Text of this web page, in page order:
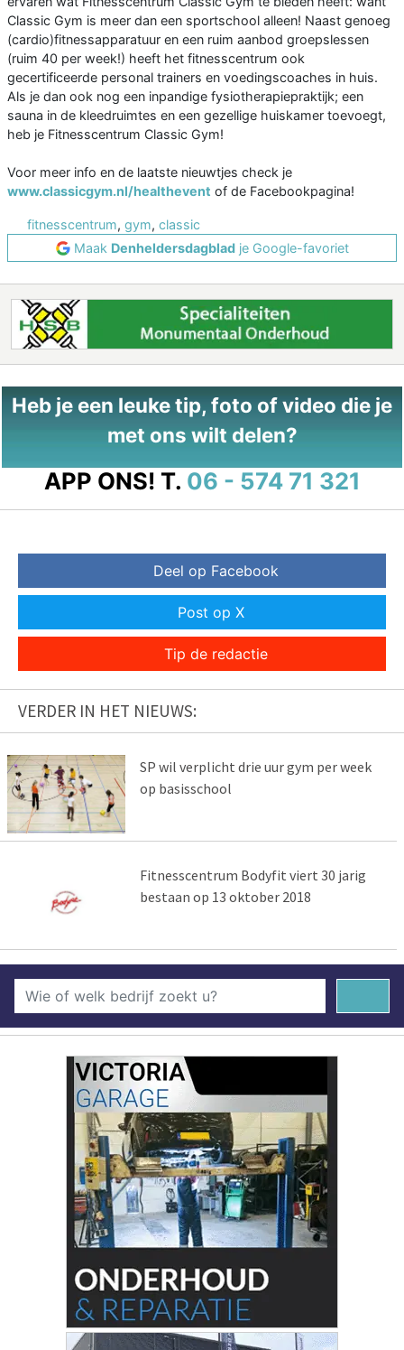
Classic Gym is meer dan een sportschool alleen! Naast genoeg
(cardio)fitnessapparatuur en een ruim aanbod groepslessen
(ruim 40 per week!) heeft het fitnesscentrum ook
gecertificeerde personal trainers en voedingscoaches in huis.
Als je dan ook nog een inpandige fysiotherapiepraktijk; een
sauna in de kleedruimtes en een gezellige huiskamer toevoegt,
heb je Fitnesscentrum Classic Gym!
Voor meer info en de laatste nieuwtjes check je
www.classicgym.nl/healthevent of de Facebookpagina!
fitnesscentrum, gym, classic
Maak Denheldersdagbladje Google-favoriet
Heb je een leuke tip, foto of video die je
met ons wilt delen?
APP ONS! T. 06 - 574 71 321
Deel op Facebook
Post op X
Tip de redactie
VERDER IN HET NIEUWS:
SP wil verplicht drie uur gym per week
op basisschool
Fitnesscentrum Bodyfit viert 30 jarig
bestaan op 13 oktober 2018